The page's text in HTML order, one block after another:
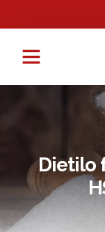
Dietilo